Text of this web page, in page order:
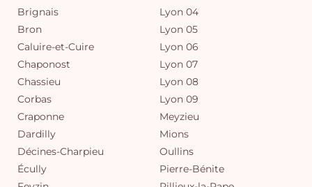
Brignais
Bron
Caluire-et-Cuire
Chaponost
Chassieu
Corbas
Craponne
Dardilly
Décines-Charpieu
Écully
Lyon 04
Lyon 05
Lyon 06
Lyon 07
Lyon 08
Lyon 09
Meyzieu
Mions
Oullins
Pierre-Bénite